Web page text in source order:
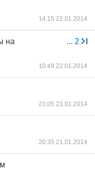
14:15 22.01.2014
... 2
на
10:49 22.01.2014
23:05 21.01.2014
20:35 21.01.2014